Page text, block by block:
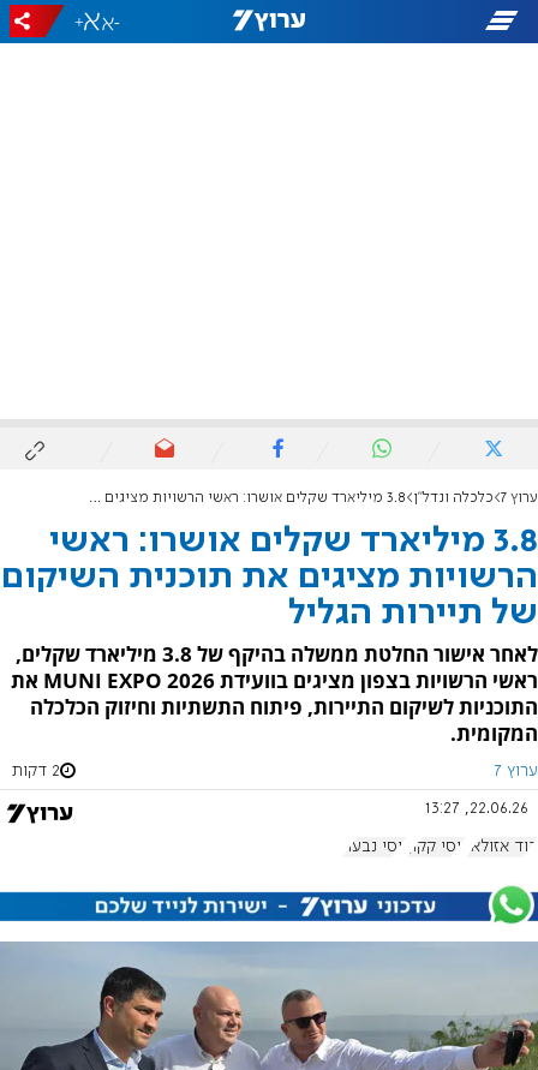
-
+
ערוץ 7 כלכלה ונדל"ן 3.8 מיליארד שקלים אושרו: ראשי הרשויות מציגים את תוכנית השיקום של תיירות הגליל
3.8 מיליארד שקלים אושרו: ראשי
הרשויות מציגים את תוכנית השיקום
של תיירות הגליל
לאחר אישור החלטת ממשלה בהיקף של 3.8 מיליארד שקלים,
ראשי הרשויות בצפון מציגים בוועידת MUNI EXPO 2026 את
התוכניות לשיקום התיירות, פיתוח התשתיות וחיזוק הכלכלה
המקומית.
ערוץ 7 2 דקות
22.06.26, 13:27
דוד אזולאי יוסי קקון יוסי נבעה